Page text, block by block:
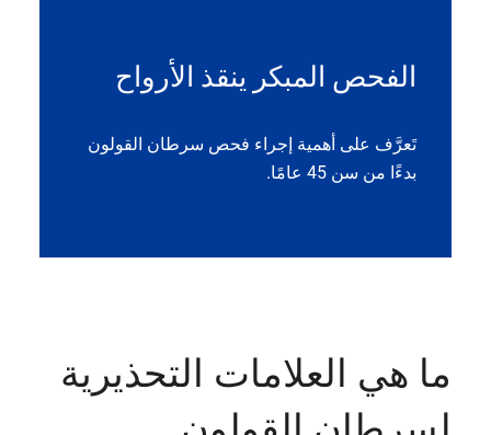
الفحص المبكر ينقذ الأرواح
تَعرَّف على أهمية إجراء فحص سرطان القولون
بدءًا من سن 45 عامًا.
ما هي العلامات التحذيرية